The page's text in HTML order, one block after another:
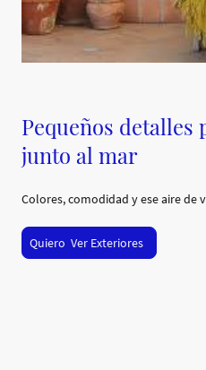
Pequeños detalles
junto al mar
Colores, comodidad y ese aire de
Quiero Ver Exteriores